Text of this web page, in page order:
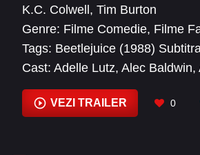
K.C. Colwell, Tim Burton
Genre: Filme Comedie, Filme
Tags: Beetlejuice (1988)
Cast: Adelle Lutz, Alec Baldwin,
Charles Schneider, Cindy Daly
Douglas S. Turner, Duane Davis
VEZI TRAILER 0